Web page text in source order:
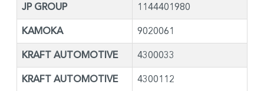
JP GROUP 1144401980
KAMOKA 9020061
KRAFT AUTOMOTIVE 4300033
KRAFT AUTOMOTIVE 4300112